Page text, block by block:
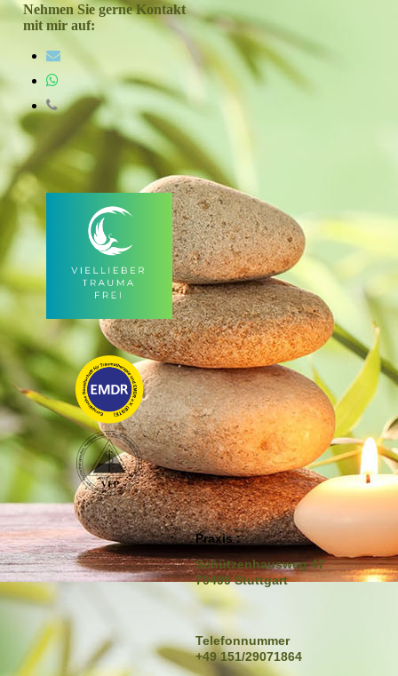
Nehmen Sie gerne Kontakt
mit mir auf:
Praxis :
Schützenhausweg 47
70499 Stuttgart
Telefonnummer
+49 151/29071864